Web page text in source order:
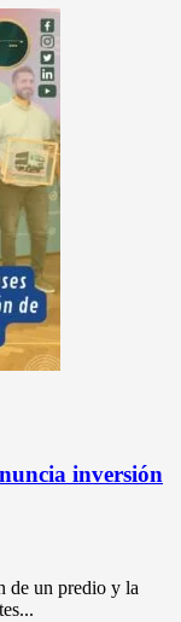
inversión
de un predio y la